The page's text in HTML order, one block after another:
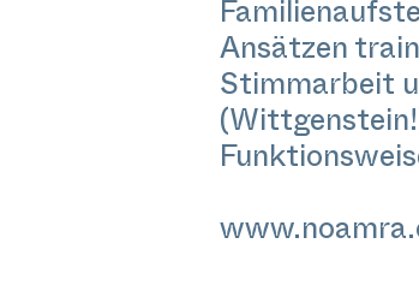
Ansätzen
Stimmarbeit